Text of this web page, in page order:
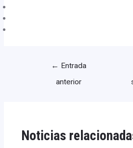
← Entrada
anterior
Noticias